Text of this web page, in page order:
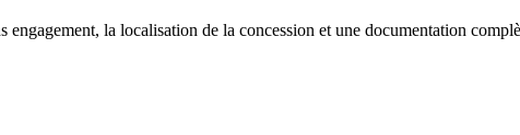
engagement, la localisation de la concession et une documentation